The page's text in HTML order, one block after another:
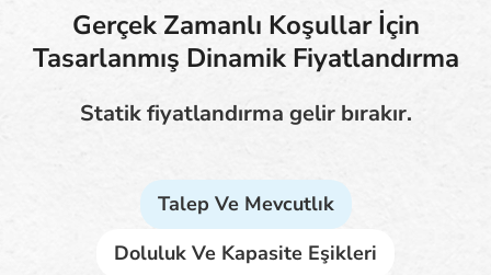
Gerçek Zamanlı Koşullar İçin
Tasarlanmış Dinamik Fiyatlandırma
Statik fiyatlandırma gelir bırakır.
Talep Ve Mevcutlık
Doluluk Ve Kapasite Eşikleri